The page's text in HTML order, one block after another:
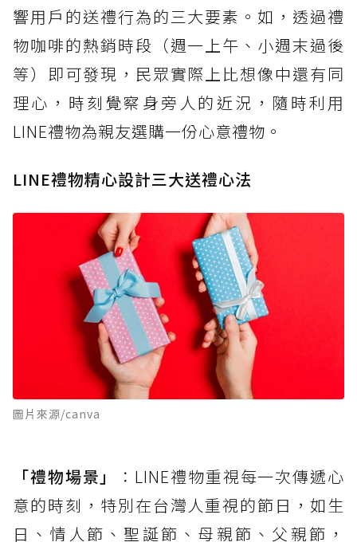
響用戶的送禮行為的三大要素。如，透過禮
物咖啡的熱銷時段（週一上午、小週末過後
等）即可發現，民眾實際上比想像中還有同
理心，時刻覺察身旁人的近況，隨時利用
LINE禮物為親友選購一份心意禮物。
LINE禮物精心設計三大送禮心法
圖片來源/canva
「禮物場景」
：LINE禮物重視每一次傳遞心
意的時刻，特別在台灣人重視的節日，如生
日、情人節、聖誕節、母親節、父親節，